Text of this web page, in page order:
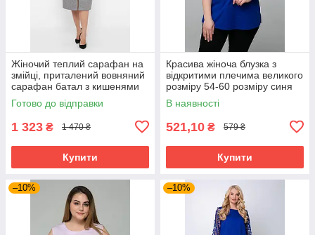
Жіночий теплий сарафан на
змійці, приталений вовняний
сарафан батал з кишенями
великих розмірів 54-64
розміри сірий
Готово до відправки
1 323 ₴ 1 470 ₴
Купити
Красива жіноча блузка з
відкритими плечима великого
розміру 54-60 розміру синя
В наявності
521,10 ₴ 579 ₴
Купити
–10% –10%